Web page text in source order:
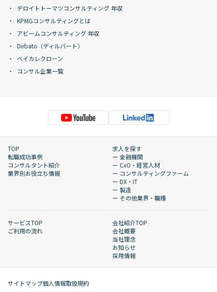
デロイトトーマツコンサルティング 年収
KPMGコンサルティングとは
アビームコンサルティング 年収
Dirbato（ディルバート）
ベイカレクローン
コンサル企業一覧
TOP
転職成功事例
コンサルタント紹介
業界別お役立ち情報
求人を探す
ー 金融機関
ー CxO・経営人材
ー コンサルティングファーム
ー DX・IT
ー 製造
ー その他業界・職種
サービスTOP
ご利用の流れ
会社紹介TOP
会社概要
当社理念
お知らせ
採用情報
サイトマップ個人情報取扱規約